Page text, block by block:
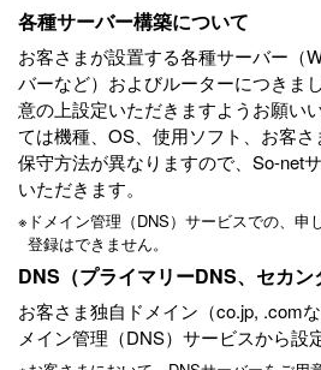
各種サーバー構築について
お客さまが設置する各種サーバー（
バーなど）およびルーターにつきま
意の上設定いただきますようお願い
ては機種、OS、使用ソフト、お客
保守方法が異なりますので、So-net
いただきます。
※ ドメイン管理（DNS）サービスでの、
登録はできません。
DNS（プライマリーDNS、セカン
お客さま独自ドメイン（co.jp, .com
メイン管理（DNS）サービスから設